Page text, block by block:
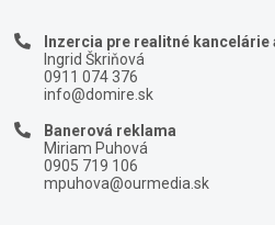
Inzercia pre realitné
Ingrid Škriňová
0911 074 376
info@domire.sk
Banerová reklama
Miriam Puhová
0905 719 106
mpuhova@ourmedia.sk